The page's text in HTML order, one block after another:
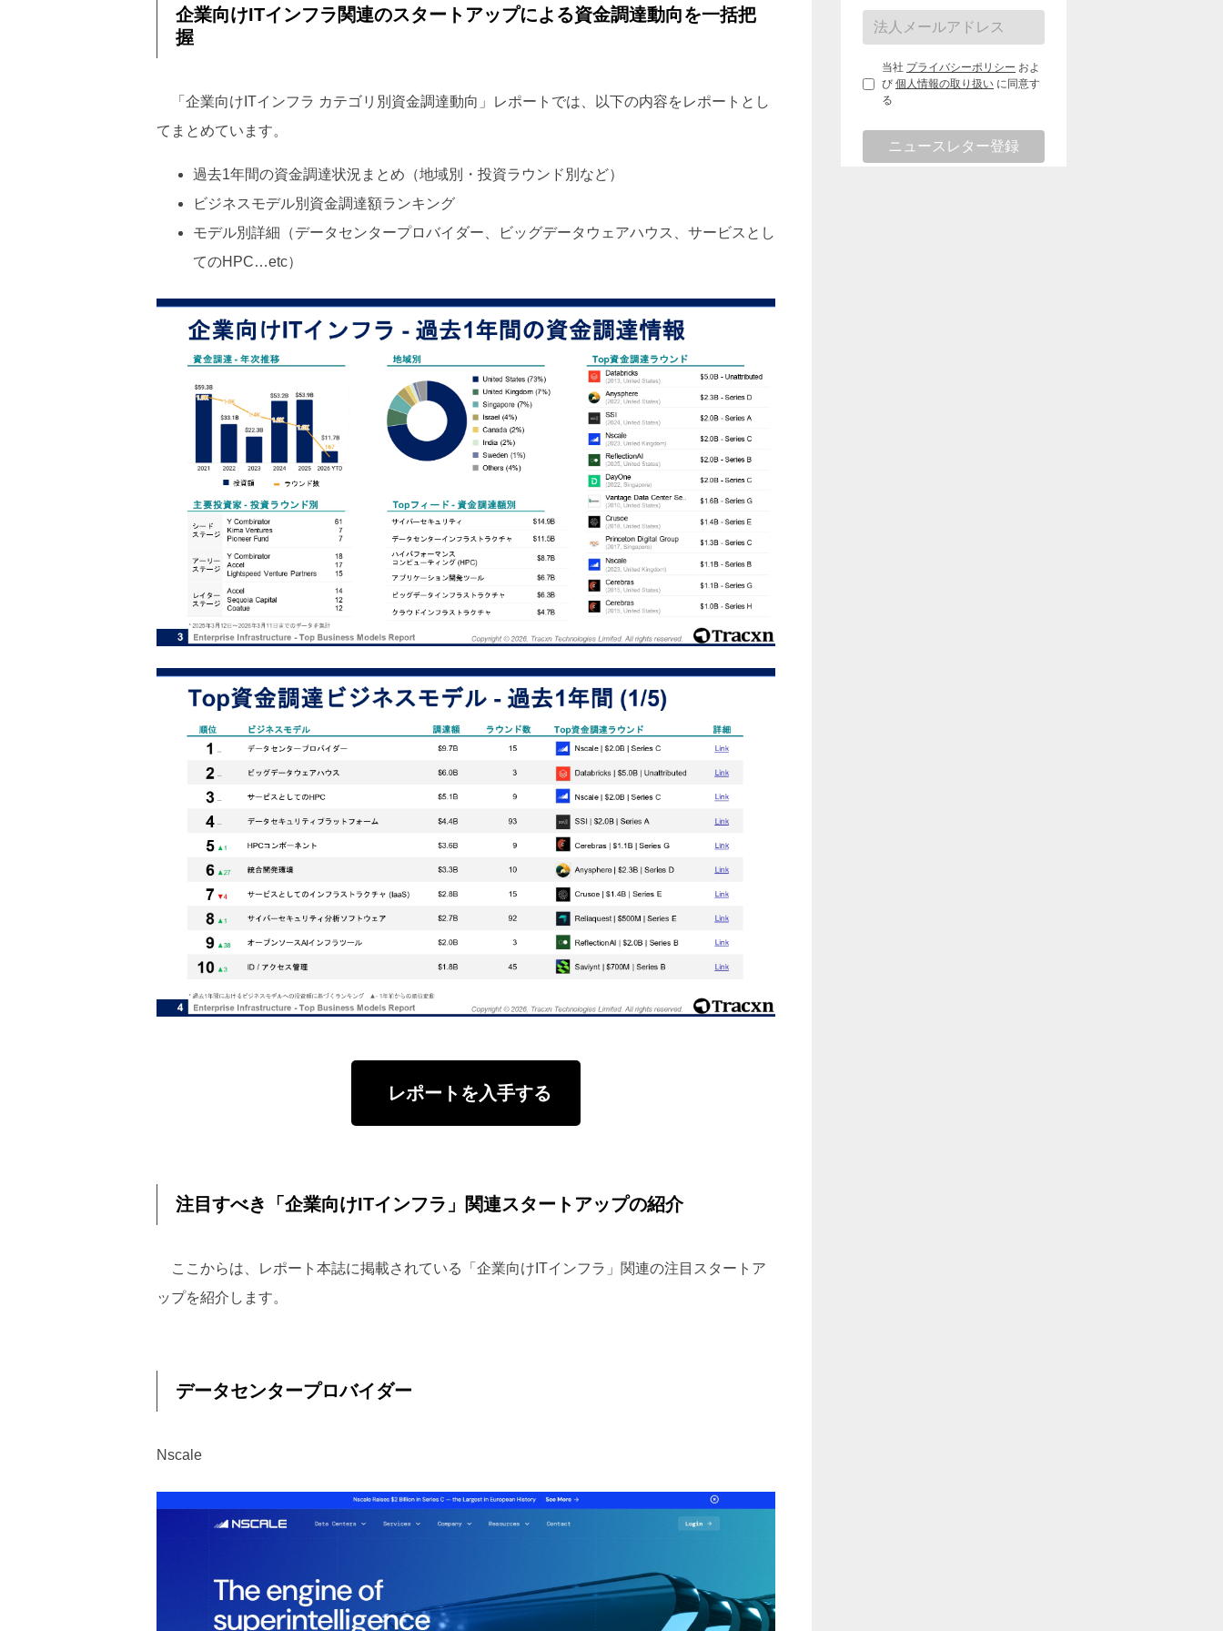
企業向けITインフラ関連のスタートアップによる資金調達動向を一括把
握
「企業向けITインフラ カテゴリ別資金調達動向」レポートでは、以下の内容をレポートとし
てまとめています。
過去1年間の資金調達状況まとめ（地域別・投資ラウンド別など）
ビジネスモデル別資金調達額ランキング
モデル別詳細（データセンタープロバイダー、ビッグデータウェアハウス、サービスとし
てのHPC…etc）
レポートを入手する
注目すべき「企業向けITインフラ」関連スタートアップの紹介
ここからは、レポート本誌に掲載されている「企業向けITインフラ」関連の注目スタートア
ップを紹介します。
データセンタープロバイダー
Nscale
当社 プライバシーポリシー およ
び 個人情報の取り扱い に同意す
る